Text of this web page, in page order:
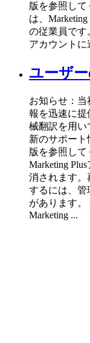
版を参照して
は、
の従業員です
アカウントに
ユーザ
お知らせ：
報を迅速に提
械翻訳を用い
新のサポー
版を参照して
Marketing
消されます。
するには、管
があります
Marketing ...